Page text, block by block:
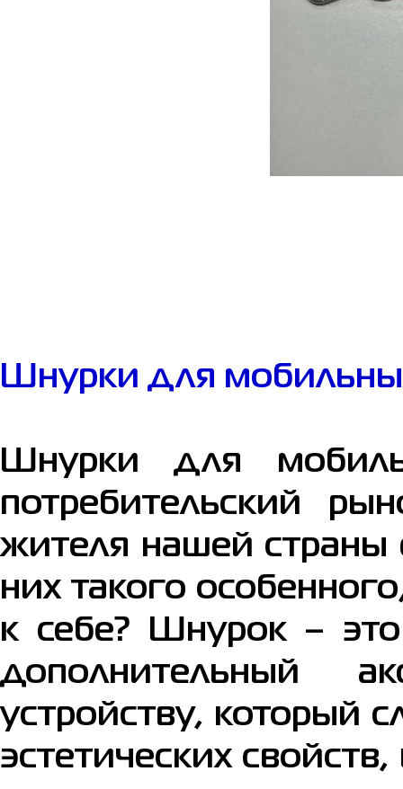
Шнурки для
Шнурки для
потребительский
жителя нашей страны
них такого
к себе? Шнурок –
дополнительный
устройству, который
эстетических